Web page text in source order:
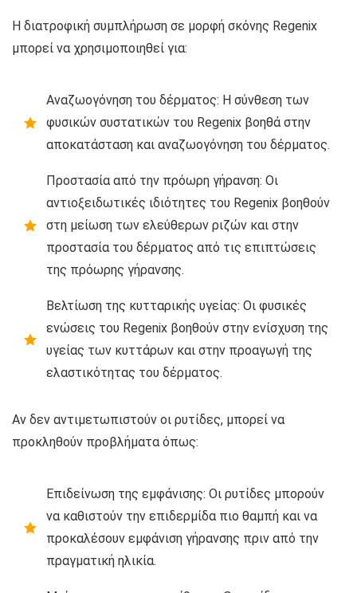
Η διατροφική συμπλήρωση σε μορφή σκόνης Regenix
μπορεί να χρησιμοποιηθεί για:
Αναζωογόνηση του δέρματος: Η σύνθεση των
φυσικών συστατικών του Regenix βοηθά στην
αποκατάσταση και αναζωογόνηση του δέρματος.
Προστασία από την πρόωρη γήρανση: Οι
αντιοξειδωτικές ιδιότητες του Regenix βοηθούν
στη μείωση των ελεύθερων ριζών και στην
προστασία του δέρματος από τις επιπτώσεις
της πρόωρης γήρανσης.
Βελτίωση της κυτταρικής υγείας: Οι φυσικές
ενώσεις του Regenix βοηθούν στην ενίσχυση της
υγείας των κυττάρων και στην προαγωγή της
ελαστικότητας του δέρματος.
Αν δεν αντιμετωπιστούν οι ρυτίδες, μπορεί να
προκληθούν προβλήματα όπως:
Επιδείνωση της εμφάνισης: Οι ρυτίδες μπορούν
να καθιστούν την επιδερμίδα πιο θαμπή και να
προκαλέσουν εμφάνιση γήρανσης πριν από την
πραγματική ηλικία.